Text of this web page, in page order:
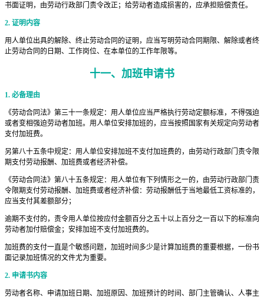
书面证明，由劳动行政部门责令改正；给劳动者造成损害的，应承担赔偿责任。
2. 证明内容
用人单位出具的解除、终止劳动合同的证明，应当写明劳动合同期限、解除或者终
止劳动合同的日期、工作岗位、在本单位的工作年限等。
十一、 加班申请书
1. 必备理由
《劳动合同法》第三十一条规定：用人单位应当严格执行劳动定额标准，不得强迫
或者变相强迫劳动者加班。用人单位安排加班的，应当按照国家有关规定向劳动者
支付加班费。
另第八十五条中规定：用人单位安排加班不支付加班费的，由劳动行政部门责令限
期支付劳动报酬、加班费或者经济补偿。
《劳动合同法》第八十五条规定：用人单位有下列情形之一的，由劳动行政部门责
令限期支付劳动报酬、加班费或者经济补偿：劳动报酬低于当地最低工资标准的，
应当支付其差额部分；
逾期不支付的，责令用人单位按应付金额百分之五十以上百分之一百以下的标准向
劳动者加付赔偿金；安排加班不支付加班费的。
加班费的支付一直是个敏感问题，加班时间多少是计算加班费的重要根据，一份书
面记录加班情况的文件尤为重要。
2. 申请书内容
劳动者名称、申请加班日期、加班原因、加班预计的时间、部门主管确认、人事主